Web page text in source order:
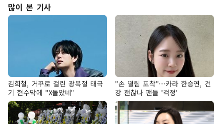
많이 본 기사
김희철, 거꾸로 걸린 광복절 태극
기 현수막에 "X돌았네"
"손 떨림 포착"…카라 한승연, 건
강 괜찮나 팬들 '걱정'